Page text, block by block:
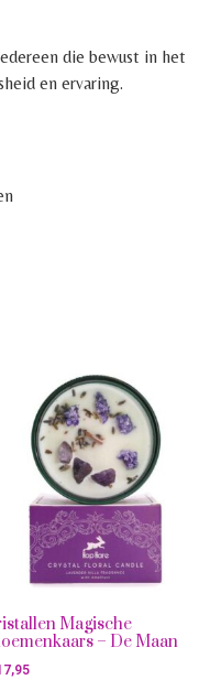
die bewust in het
en ervaring.
Magische
– De Maan